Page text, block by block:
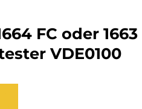
FC oder 1663
VDE0100